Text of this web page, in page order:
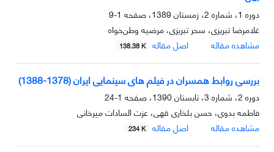
دوره 1، شماره 2، زمستان 1389، صفحه
1-9
غلامرضا تبریزی، سحر تبریزی، مرضیه وطن‌خواه
مشاهده مقاله
اصل مقاله 138.38 K
بررسی روابط همسران در فیلم های سینمایی ایران (1378-1388)
دوره 2، شماره 3، تابستان 1390، صفحه
1-24
فاطمه بدوی، حسن بلخاری قهی، عزت السادات میرخانی
مشاهده مقاله
اصل مقاله 234 K